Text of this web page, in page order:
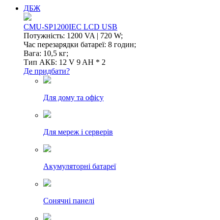
ДБЖ
CMU-SP1200IEC LCD USB
Потужність: 1200 VA | 720 W;
Час перезарядки батареї: 8 годин;
Вага: 10,5 кг;
Тип АКБ: 12 V 9 AH * 2
Де придбати?
Для дому та офісу
Для мереж і серверів
Акумуляторні батареї
Сонячні панелі